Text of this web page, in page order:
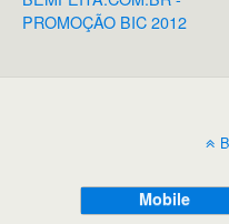
PROMOÇÃO BIC 2012
Mobile